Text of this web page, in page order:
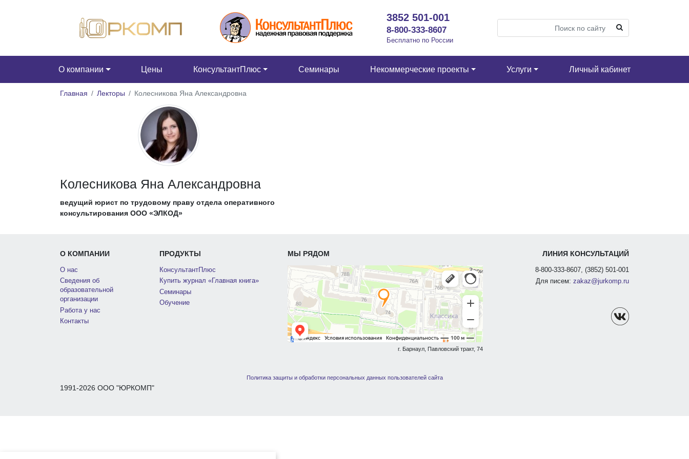
3852 501-001
8-800-333-8607
Бесплатно по России
О компании Цены КонсультантПлюс Семинары Некоммерческие проекты Услуги Личный кабинет
Главная Лекторы Колесникова Яна Александровна
Колесникова Яна Александровна
ведущий юрист по трудовому праву отдела оперативного
консультирования ООО «ЭЛКОД»
О КОМПАНИИ
О нас
Сведения об
образовательной
организации
Работа у нас
Контакты
ПРОДУКТЫ
КонсультантПлюс
Купить журнал «Главная книга»
Семинары
Обучение
МЫ РЯДОМ
г. Барнаул, Павловский тракт, 74
ЛИНИЯ КОНСУЛЬТАЦИЙ
8-800-333-8607, (3852) 501-001
Для писем: zakaz@jurkomp.ru
Политика защиты и обработки персональных данных пользователей сайта
1991-2026 ООО "ЮРКОМП"